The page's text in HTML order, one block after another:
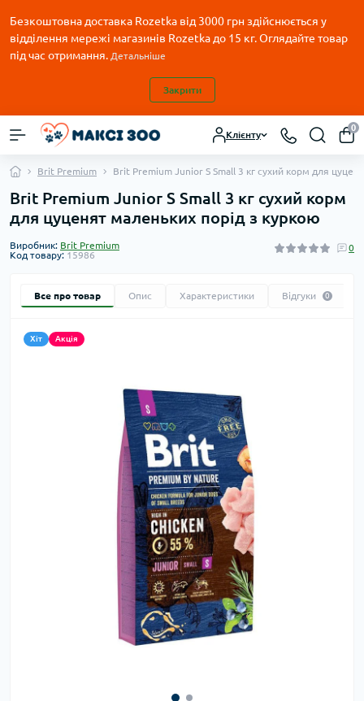
Безкоштовна доставка Rozetka від 3000 грн здійснюється у
відділення мережі магазинів Rozetka до 15 кг. Оглядайте товар
під час отримання. Детальніше
Закрити
Клієнту
0
Brit Premium Brit Premium Junior S Small 3 кг сухий корм для
Brit Premium Junior S Small 3 кг сухий корм
для цуценят маленьких порід з куркою
Виробник: Brit Premium
Код товару: 15986
0
Все про товар Опис Характеристики Відгуки 0
Хіт Акція